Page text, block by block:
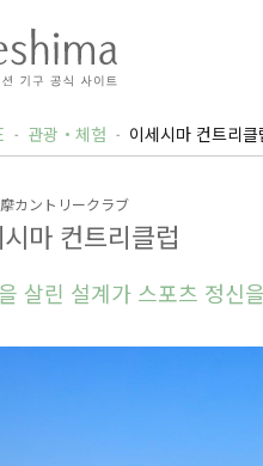
관광・체험 이세시마 컨트리클
カントリークラブ
마 컨트리클럽
살린 설계가 스포츠 정신